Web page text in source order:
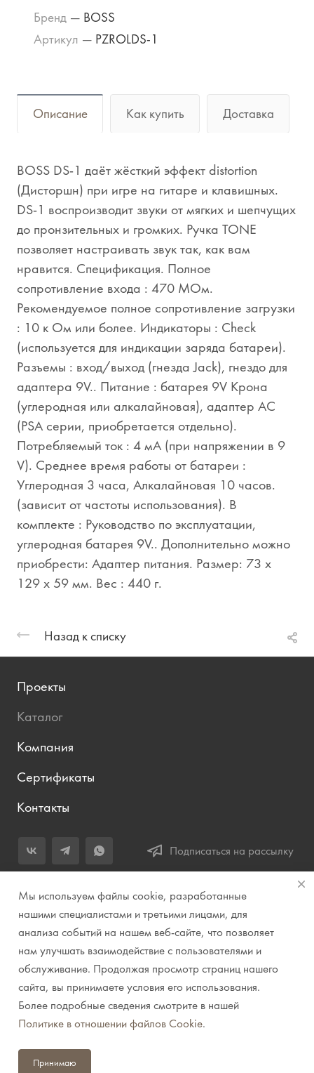
Бренд — BOSS
Артикул — PZROLDS-1
Описание Как купить Доставка
BOSS DS-1 даёт жёсткий эффект distortion
(Дисторшн) при игре на гитаре и клавишных.
DS-1 воспроизводит звуки от мягких и шепчущих
до пронзительных и громких. Ручка TONE
позволяет настраивать звук так, как вам
нравится. Спецификация. Полное
сопротивление входа : 470 МОм.
Рекомендуемое полное сопротивление загрузки
: 10 к Ом или более. Индикаторы : Check
(используется для индикации заряда батареи).
Разъемы : вход/выход (гнезда Jack), гнездо для
адаптера 9V.. Питание : батарея 9V Крона
(углеродная или алкалайновая), адаптер AC
(PSA серии, приобретается отдельно).
Потребляемый ток : 4 мА (при напряжении в 9
V). Среднее время работы от батареи :
Углеродная 3 часа, Алкалайновая 10 часов.
(зависит от частоты использования). В
комплекте : Руководство по эксплуатации,
углеродная батарея 9V.. Дополнительно можно
приобрести: Адаптер питания. Размер: 73 х
129 х 59 мм. Вес : 440 г.
Назад к списку
Проекты
Каталог
Компания
Сертификаты
Контакты
Подписаться на рассылку
+7 (343) 283-04-11
Заказать звонок
info@prirodazvuka.ru
620144, г. Екатеринбург, ул. Хохрякова, д. 98, салон 27, ТЦ
«Весенний», 2 этаж, Центральный вход с ул. Куйбышева
© 2007-2026 Компания "Природа звука" // Звук. Свет.
Видео. Комплексные решения. Музыкальные
инструменты
Мы используем файлы cookie, разработанные
нашими специалистами и третьими лицами, для
анализа событий на нашем веб-сайте, что позволяет
нам улучшать взаимодействие с пользователями и
обслуживание. Продолжая просмотр страниц нашего
сайта, вы принимаете условия его использования.
Более подробные сведения смотрите в нашей
Политике в отношении файлов Cookie.
Принимаю